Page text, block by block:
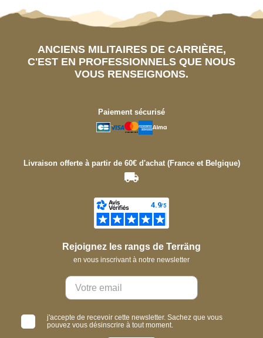
ANCIENS MILITAIRES DE CARRIÈRE,
C'EST EN PROFESSIONNELS QUE NOUS
VOUS RENSEIGNONS.
Paiement sécurisé
Livraison offerte à partir de 60€ d'achat (France et Belgique)
Rejoignez les rangs de Terräng
en vous inscrivant à notre newsletter
j'accepte de recevoir cette newsletter. Sachez que vous
pouvez vous désinscrire à tout moment.